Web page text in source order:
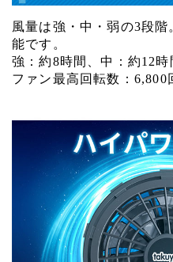
風量は強・中・弱の3段
能です。
強：約8時間、中：約12時
ファン最高回転数：6,800